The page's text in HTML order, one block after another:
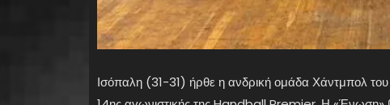
Ισόπαλη (31-31) ήρθε η ανδρική ομάδα Χάντμπολ του